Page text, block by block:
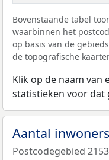
Bovenstaande tabel
waarbinnen het
op basis van de
de topografische
Klik op de naam van
statistieken voor dat
Aantal
Postcodegebied